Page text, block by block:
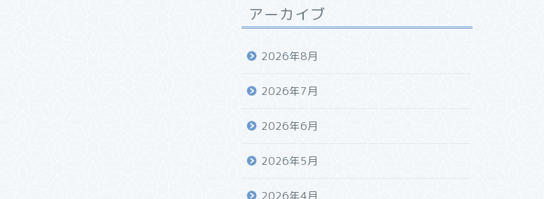
アーカイブ
2026年8月
2026年7月
2026年6月
2026年5月
2026年4月